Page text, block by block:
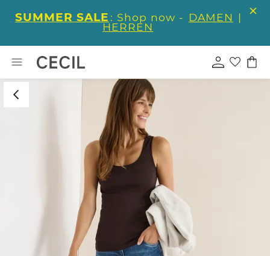
SUMMER SALE : Shop now - DAMEN |
HERREN